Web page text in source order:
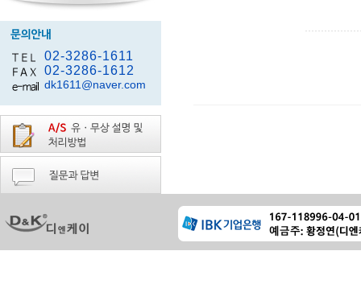
02-3286-1611
02-3286-1612
dk1611@naver.com